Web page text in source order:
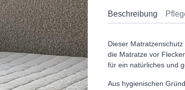
Beschreibung
Dieser
die Matratze vor
für ein natürliches und
Aus hygienischen